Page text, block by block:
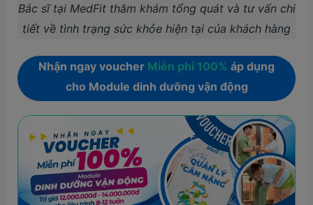
Bác sĩ tại MedFit thăm khám tổng quát và tư vấn chi
tiết về tình trạng sức khỏe hiện tại của khách hàng
Nhận ngay voucher Miễn phí 100% áp dụng
cho Module dinh dưỡng vận động